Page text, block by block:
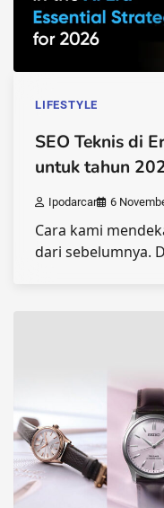
LIFESTYLE
SEO Teknis di
untuk tahun
Ipodarcar 6
Cara kami
dari sebelumnya.